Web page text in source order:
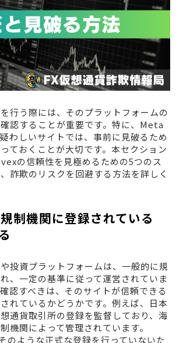
行う際には、そのプラットフォームの
認することが重要です。特に、Meta
わしいサイトでは、事前に見破るため
ておくことが大切です。本セクション
の信頼性を見極めるための5つのス
詐欺のリスクを回避する方法を詳しく
制機関に登録されている
投資プラットフォームは、一般的に規
、一定の基準に従って運営されていま
認すべきは、そのサイトが信頼できる
れているかどうかです。例えば、日本
通貨取引所の登録を監督しており、海
機関によって管理されています。
のような正式な登録を行っていないた